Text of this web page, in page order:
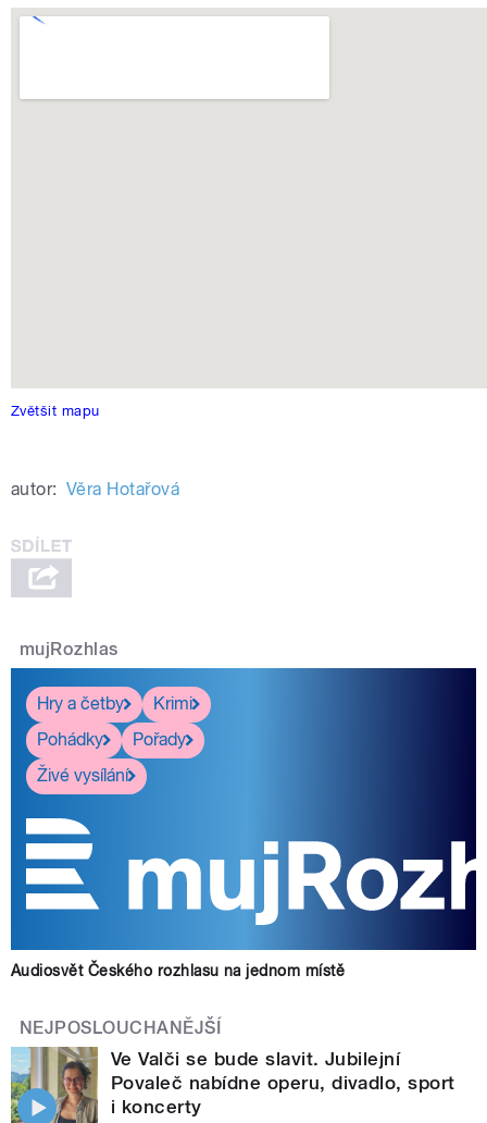
Zvětšit mapu
autor: Věra Hotařová
mujRozhlas
Hry a četby
Krimi
Pohádky
Pořady
Živé vysílání
Audiosvět Českého rozhlasu na jednom místě
NEJPOSLOUCHANĚJŠÍ
Ve Valči se bude slavit. Jubilejní
Povaleč nabídne operu, divadlo, sport
i koncerty